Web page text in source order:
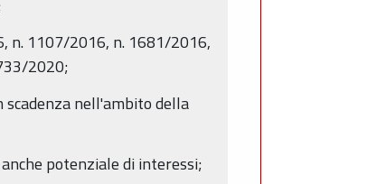
n. 1107/2016, n. 1681/2016,
2020;
nell'ambito della
potenziale di interessi;